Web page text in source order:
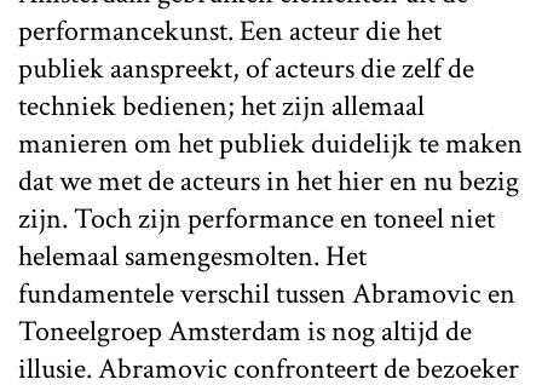
performancekunst. Een acteur die het
publiek aanspreekt, of acteurs die zelf de
techniek bedienen; het zijn allemaal
manieren om het publiek duidelijk te maken
dat we met de acteurs in het hier en nu bezig
zijn. Toch zijn performance en toneel niet
helemaal samengesmolten. Het
fundamentele verschil tussen Abramovic en
Toneelgroep Amsterdam is nog altijd de
illusie. Abramovic confronteert de bezoeker